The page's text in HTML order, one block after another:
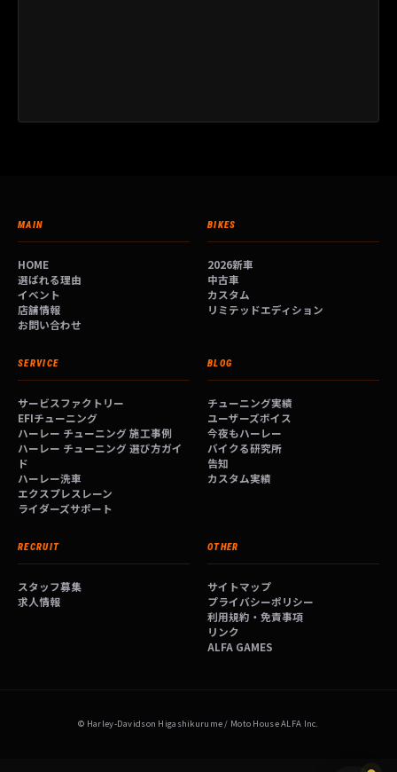
MAIN
HOME
選ばれる理由
イベント
店舗情報
お問い合わせ
BIKES
2026新車
中古車
カスタム
リミテッドエディション
SERVICE
サービスファクトリー
EFIチューニング
ハーレー チューニング 施工事例
ハーレー チューニング 選び方ガイ
ド
ハーレー洗車
エクスプレスレーン
ライダーズサポート
BLOG
チューニング実績
ユーザーズボイス
今夜もハーレー
バイクる研究所
告知
カスタム実績
RECRUIT
スタッフ募集
求人情報
OTHER
サイトマップ
プライバシーポリシー
利用規約・免責事項
リンク
ALFA GAMES
© Harley-Davidson Higashikurume / Moto House ALFA Inc.